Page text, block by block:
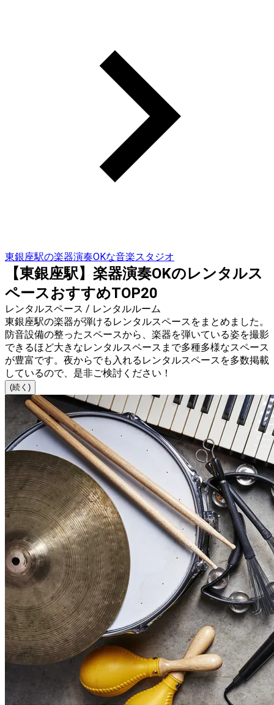
東銀座駅の楽器演奏OKな音楽スタジオ
【東銀座駅】楽器演奏OKのレンタルス
ペースおすすめTOP20
レンタルスペース / レンタルルーム
東銀座駅の楽器が弾けるレンタルスペースをまとめました。
防音設備の整ったスペースから、楽器を弾いている姿を撮影
できるほど大きなレンタルスペースまで多種多様なスペース
が豊富です。夜からでも入れるレンタルスペースを多数掲載
しているので、是非ご検討ください！
(続く)